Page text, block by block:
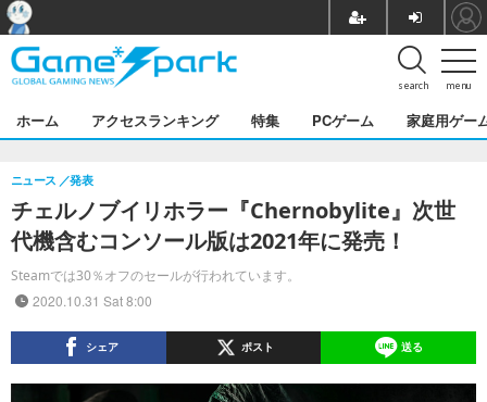
menu
search
ホーム アクセスランキング 特集 PCゲーム 家庭用ゲー
チェルノブイリホラー『Chernobylite』次世
代機含むコンソール版は2021年に発売！
Steamでは30％オフのセールが行われています。
ニュース 発表
2020.10.31 Sat 8:00
シェア ポスト 送る